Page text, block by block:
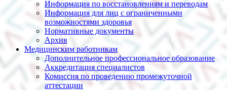
Информация по восстановлениям и переводам
Информация для лиц с ограниченными
возможностями здоровья
Нормативные документы
Архив
Медицинским работникам
Дополнительное профессиональное образование
Аккредитация специалистов
Комиссия по проведению промежуточной
аттестации